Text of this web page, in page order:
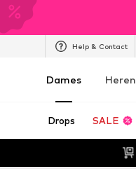
Help & Contact
Dames Heren
Drops SALE